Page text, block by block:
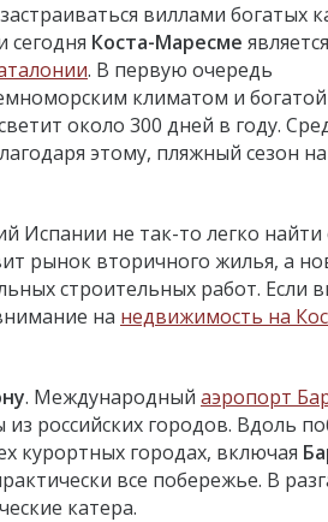
виллами богатых
сегодня Коста-Маресме является
. В первую очередь
климатом и
около 300 дней в году.
этому, пляжный сезон на
Испании не так-то легко
рынок вторичного жилья, а
строительных работ. Если
на недвижимость на
. Международный аэропорт
российских городов. Вдоль
курортных городах, включая
все побережье. В
катера.